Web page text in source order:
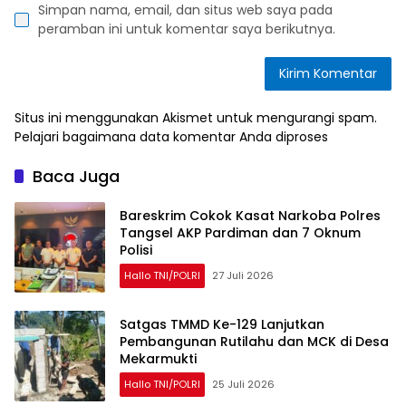
Simpan nama, email, dan situs web saya pada
peramban ini untuk komentar saya berikutnya.
Situs ini menggunakan Akismet untuk mengurangi spam.
Pelajari bagaimana data komentar Anda diproses
Baca Juga
Bareskrim Cokok Kasat Narkoba Polres
Tangsel AKP Pardiman dan 7 Oknum
Polisi
Hallo TNI/POLRI 27 Juli 2026
Satgas TMMD Ke-129 Lanjutkan
Pembangunan Rutilahu dan MCK di Desa
Mekarmukti
Hallo TNI/POLRI 25 Juli 2026